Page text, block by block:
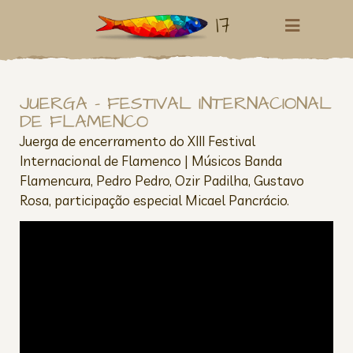
17
JUERGA – FESTIVAL INTERNACIONAL
DE FLAMENCO
Juerga de encerramento do XIII Festival
Internacional de Flamenco | Músicos Banda
Flamencura, Pedro Pedro, Ozir Padilha, Gustavo
Rosa, participação especial Micael Pancrácio.